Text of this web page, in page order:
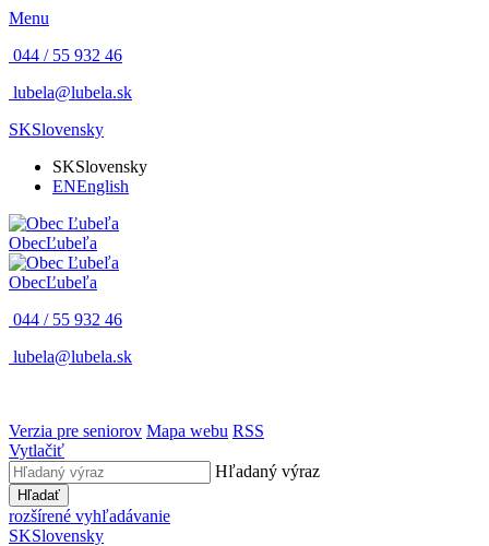
Menu
044 / 55 932 46
lubela@lubela.sk
SKSlovensky
SKSlovensky
ENEnglish
ObecĽubeľa
ObecĽubeľa
044 / 55 932 46
lubela@lubela.sk
Verzia pre seniorov Mapa webu RSS
Vytlačiť
Hľadaný výraz
Hľadať
rozšírené vyhľadávanie
SKSlovensky